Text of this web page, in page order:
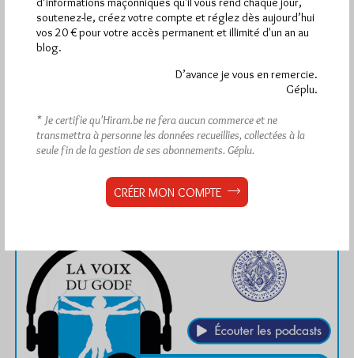
2 608 pages ont été lues (Source : Pirsch.io)
Plus d’informations
Quels sont les articles les plus lus du blog ?
Abonnement aux Newsletters - RSS
soutenez-le, créez votre compte et réglez dès aujourd’hui
vos 20 € pour votre accès permanent et illimité d'un an au
blog.
D’avance je vous en remercie.
Géplu.
* Je certifie qu’Hiram.be ne fera aucun commerce et ne
transmettra à personne les données recueillies, collectées à la
seule fin de la gestion de ses abonnements. Géplu.
CRÉER MON COMPTE